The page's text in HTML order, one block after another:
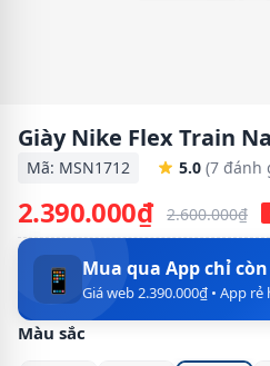
Giày Nike Flex Train
Mã: MSN1712 5.0 (7 đánh
2.390.000₫ 2.600.000₫
📱 Mua qua App chỉ còn
Giá web 2.390.000₫ • App
Màu sắc